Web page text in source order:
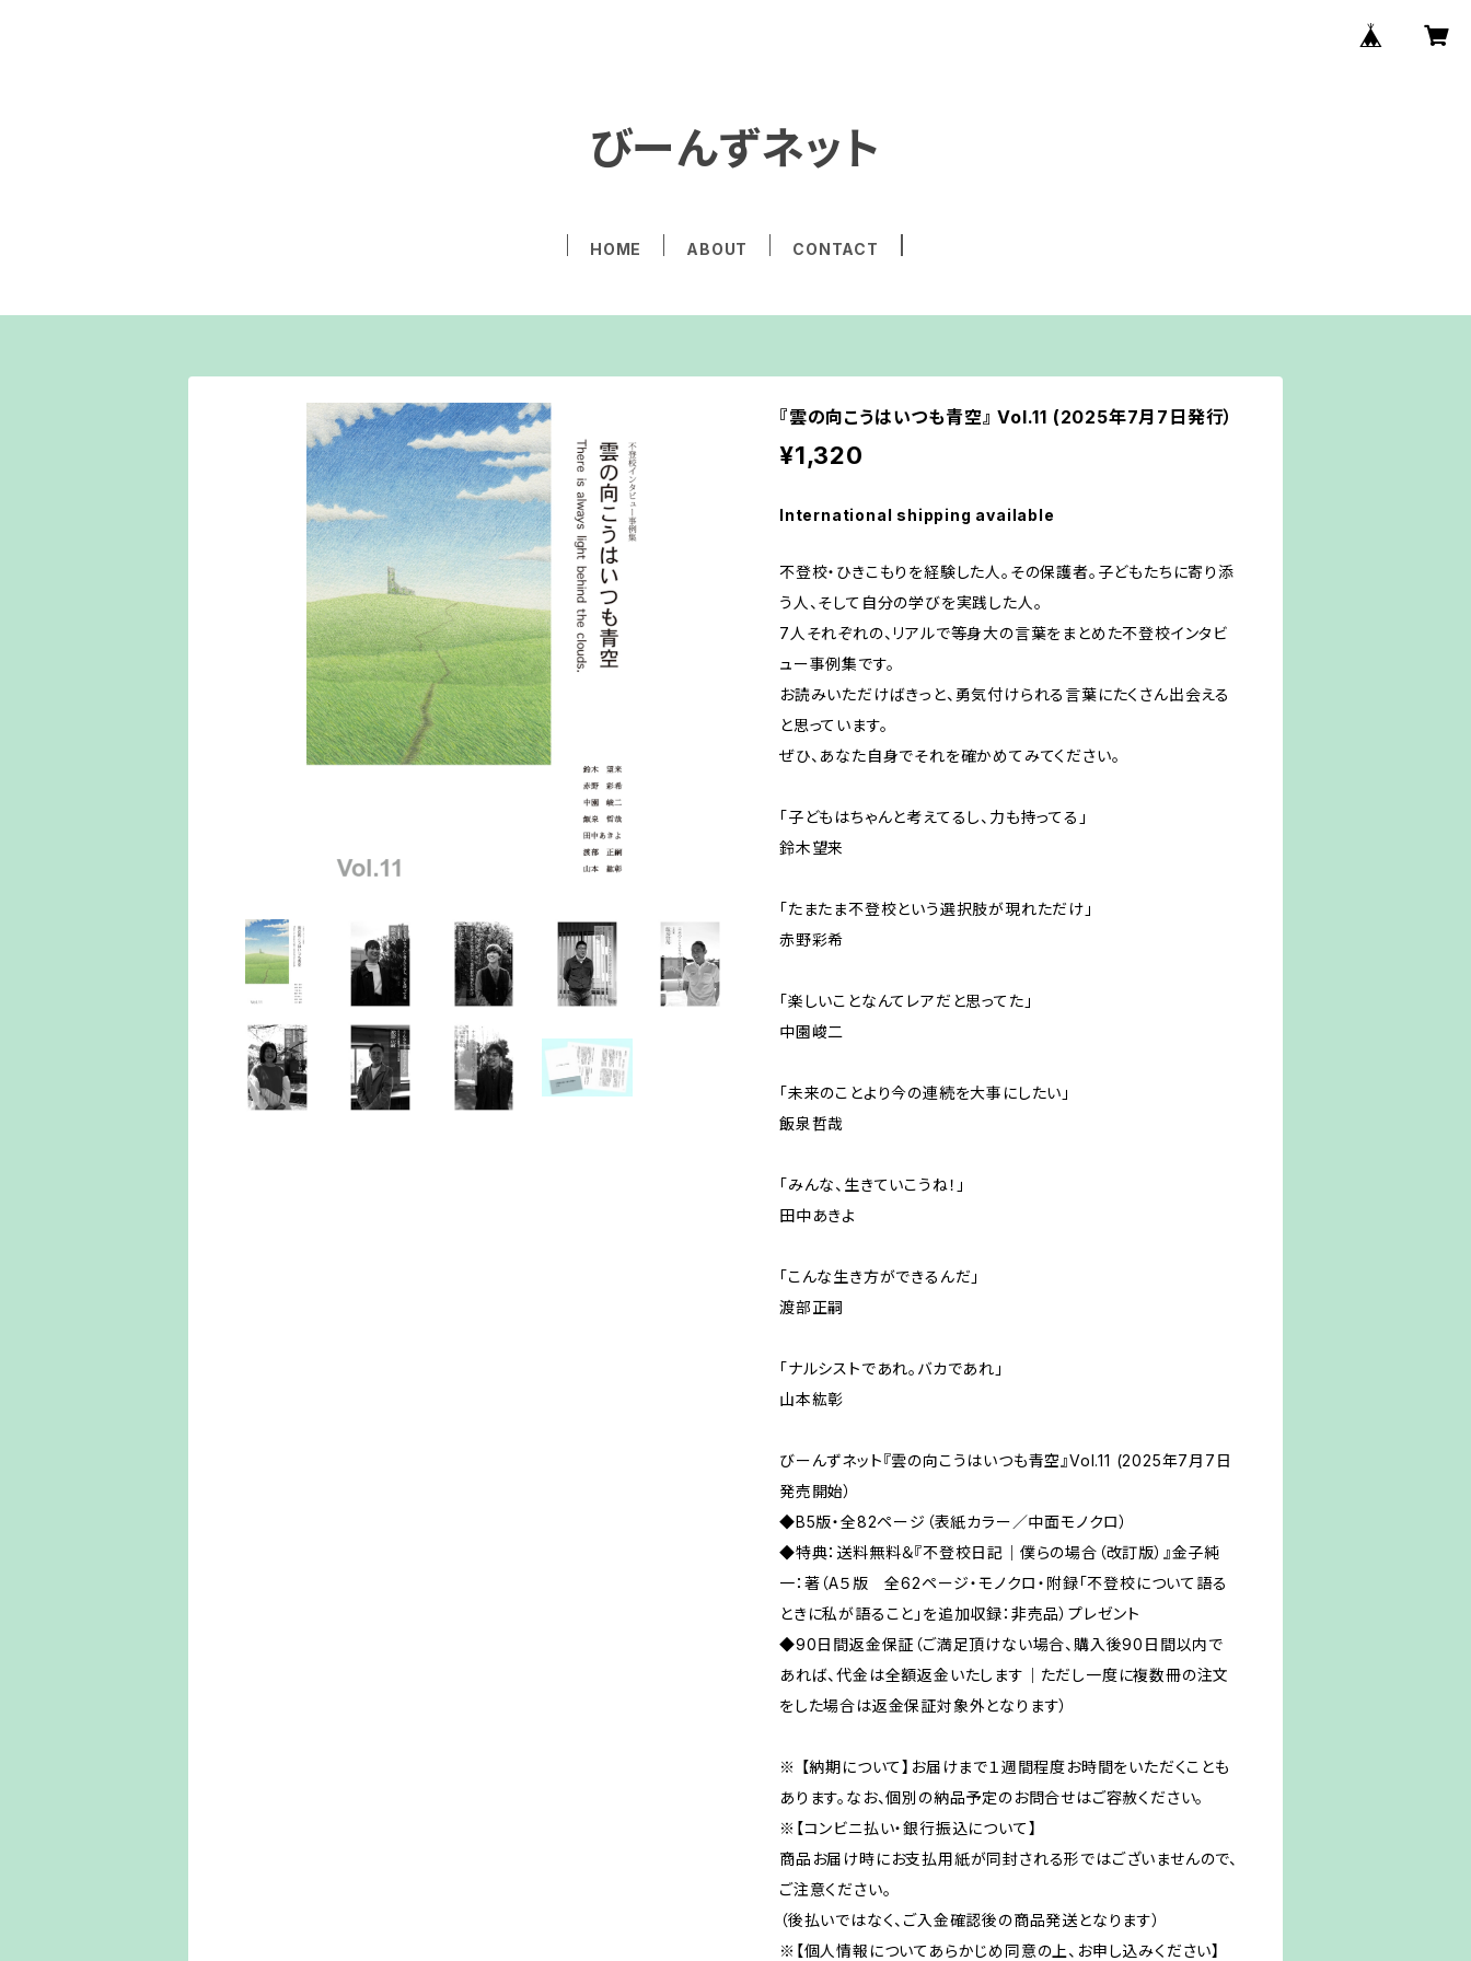
びーんずネット
HOME ABOUT CONTACT
『雲の向こうはいつも青空』 Vol.11 (2025年7月7日発行）
¥1,320
International shipping available
不登校・ひきこもりを経験した人。その保護者。子どもたちに寄り添
う人、そして自分の学びを実践した人。
7人それぞれの、リアルで等身大の言葉をまとめた不登校インタビ
ュー事例集です。
お読みいただけばきっと、勇気付けられる言葉にたくさん出会える
と思っています。
ぜひ、あなた自身でそれを確かめてみてください。
「子どもはちゃんと考えてるし、力も持ってる」
鈴木望来
「たまたま不登校という選択肢が現れただけ」
赤野彩希
「楽しいことなんてレアだと思ってた」
中園峻二
「未来のことより今の連続を大事にしたい」
飯泉哲哉
「みんな、生きていこうね！」
田中あきよ
「こんな生き方ができるんだ」
渡部正嗣
「ナルシストであれ。バカであれ」
山本紘彰
びーんずネット『雲の向こうはいつも青空』Vol.11 (2025年7月7日
発売開始）
◆B5版・全82ページ（表紙カラー／中面モノクロ）
◆特典：送料無料＆『不登校日記｜僕らの場合（改訂版）』金子純
一：著（A５版 全62ページ・モノクロ・附録「不登校について語る
ときに私が語ること」を追加収録：非売品）プレゼント
◆90日間返金保証（ご満足頂けない場合、購入後90日間以内で
あれば、代金は全額返金いたします｜ただし一度に複数冊の注文
をした場合は返金保証対象外となります）
※ 【納期について】お届けまで１週間程度お時間をいただくことも
あります。なお、個別の納品予定のお問合せはご容赦ください。
※【コンビニ払い・銀行振込について】
商品お届け時にお支払用紙が同封される形ではございませんので、
ご注意ください。
（後払いではなく、ご入金確認後の商品発送となります）
※【個人情報についてあらかじめ同意の上、お申し込みください】